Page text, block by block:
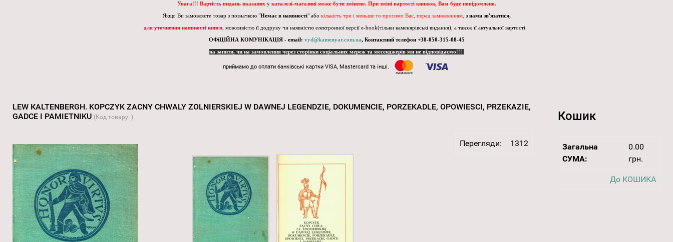
Увага!!! Вартість видань вказаних у каталозі-магазині може бути змінено. При зміні вартості книжок, Вам буде повідомлено.
Якщо Ви замовляєте товар з позначкою "Немає в наявності" або кількість три і меньше то просимо Вас, перед замовленням, з нами зв'язатися,
для уточнення наявності книги, можливістю її додруку чи наявністю електронної версії e-book(тільки каменярівські видання), а також її актуальної вартості.
ОФіЦІЙНА КОМУНІКАЦІЯ - email: vyd@kamenyar.com.ua, Контактний телефон +38-050-315-08-45
на запити, чи на замовлення через сторінки соціальних мереж та месенджерів ми не відповідаємо!!!
приймамо до оплати банківські картки VISA, Mastercard та інші.
LEW КALTENBERGH. KOPCZYK ZACNY CHWALY ZOLNIERSKIEJ W DAWNEJ LEGENDZIE, DOKUMENCIE, PORZEKADLE, OPOWIESCI, PRZEKAZIE,
GADCE I PAMIETNIKU (Код товару: )
Перегляди: 1312
Кошик
Загальна
СУМА:
0.00
грн.
До КОШИКА